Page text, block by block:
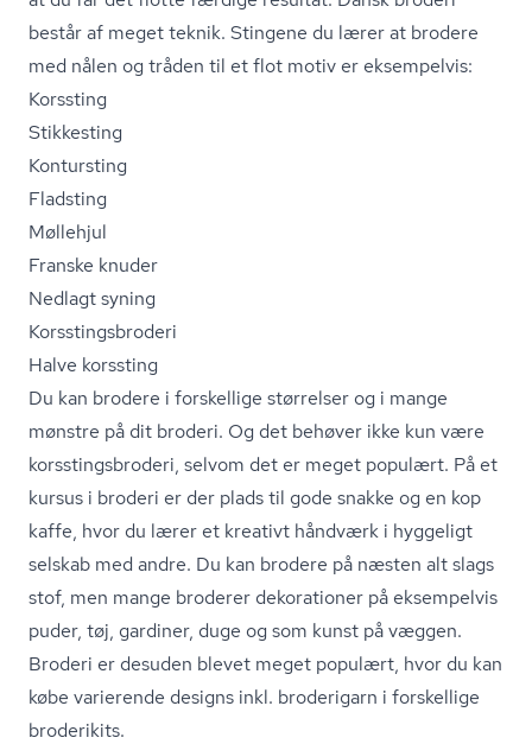
består af meget teknik. Stingene du lærer at brodere
med nålen og tråden til et flot motiv er eksempelvis:
Korssting
Stikkesting
Kontursting
Fladsting
Møllehjul
Franske knuder
Nedlagt syning
Kors­stings­bro­de­ri
Halve korssting
Du kan brodere i forskellige størrelser og i mange
mønstre på dit broderi. Og det behøver ikke kun være
kors­stings­bro­de­ri, selvom det er meget populært. På et
kursus i broderi er der plads til gode snakke og en kop
kaffe, hvor du lærer et kreativt håndværk i hyggeligt
selskab med andre. Du kan brodere på næsten alt slags
stof, men mange broderer dekorationer på eksempelvis
puder, tøj, gardiner, duge og som kunst på væggen.
Broderi er desuden blevet meget populært, hvor du kan
købe varierende designs inkl. broderigarn i forskellige
broderikits.